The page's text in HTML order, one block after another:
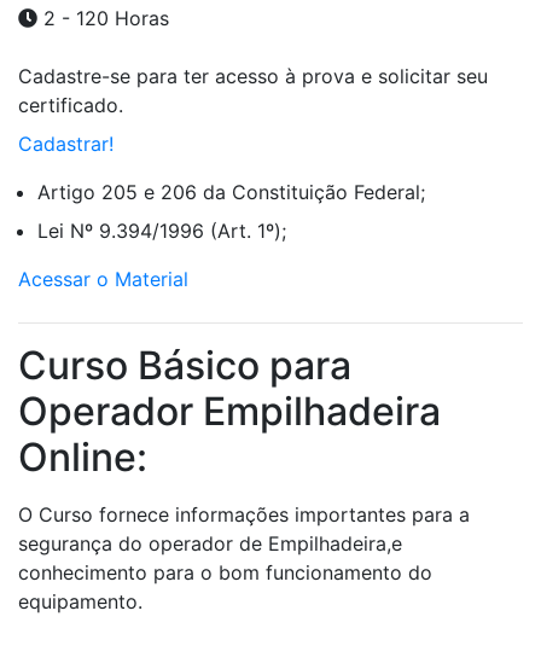
2 - 120 Horas
Cadastre-se para ter acesso à prova e solicitar seu
certificado.
Cadastrar!
Artigo 205 e 206 da Constituição Federal;
Lei Nº 9.394/1996 (Art. 1º);
Acessar o Material
Curso Básico para
Operador Empilhadeira
Online:
O Curso fornece informações importantes para a
segurança do operador de Empilhadeira,e
conhecimento para o bom funcionamento do
equipamento.